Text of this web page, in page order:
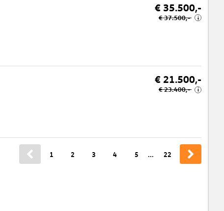
€ 35.500,-
€ 37.500,- i
€ 21.500,-
€ 23.400,- i
1 2 3 4 5 ... 22